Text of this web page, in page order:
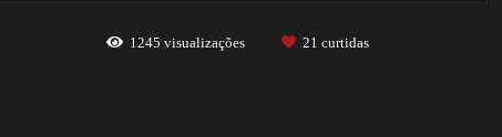
1245 visualizações 21 curtidas